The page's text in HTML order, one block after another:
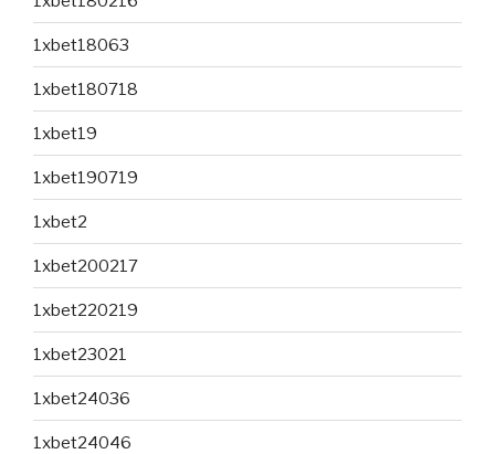
1xbet18063
1xbet180718
1xbet19
1xbet190719
1xbet2
1xbet200217
1xbet220219
1xbet23021
1xbet24036
1xbet24046